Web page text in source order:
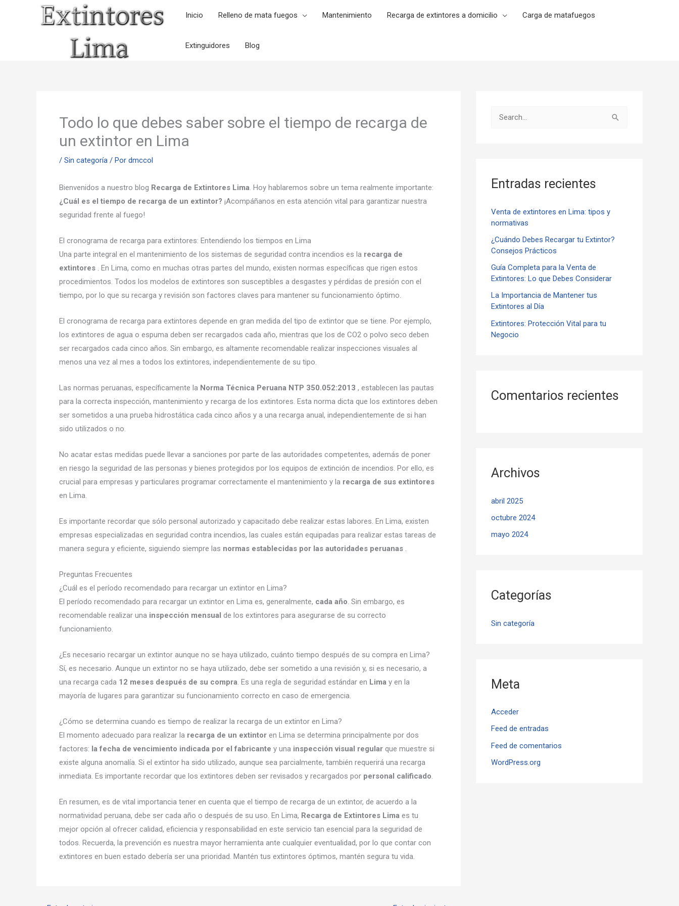
Inicio Relleno de mata fuegos Mantenimiento Recarga de extintores a domicilio Carga de matafuegos
Extinguidores Blog
Todo lo que debes saber sobre el tiempo de recarga de
un extintor en Lima
/ Sin categoría / Por dmccol
Bienvenidos a nuestro blog Recarga de Extintores Lima. Hoy hablaremos sobre un tema realmente importante:
¿Cuál es el tiempo de recarga de un extintor? ¡Acompáñanos en esta atención vital para garantizar nuestra
seguridad frente al fuego!
El cronograma de recarga para extintores: Entendiendo los tiempos en Lima
Una parte integral en el mantenimiento de los sistemas de seguridad contra incendios es la recarga de
extintores . En Lima, como en muchas otras partes del mundo, existen normas específicas que rigen estos
procedimientos. Todos los modelos de extintores son susceptibles a desgastes y pérdidas de presión con el
tiempo, por lo que su recarga y revisión son factores claves para mantener su funcionamiento óptimo.
El cronograma de recarga para extintores depende en gran medida del tipo de extintor que se tiene. Por ejemplo,
los extintores de agua o espuma deben ser recargados cada año, mientras que los de CO2 o polvo seco deben
ser recargados cada cinco años. Sin embargo, es altamente recomendable realizar inspecciones visuales al
menos una vez al mes a todos los extintores, independientemente de su tipo.
Las normas peruanas, específicamente la Norma Técnica Peruana NTP 350.052:2013 , establecen las pautas
para la correcta inspección, mantenimiento y recarga de los extintores. Esta norma dicta que los extintores deben
ser sometidos a una prueba hidrostática cada cinco años y a una recarga anual, independientemente de si han
sido utilizados o no.
No acatar estas medidas puede llevar a sanciones por parte de las autoridades competentes, además de poner
en riesgo la seguridad de las personas y bienes protegidos por los equipos de extinción de incendios. Por ello, es
crucial para empresas y particulares programar correctamente el mantenimiento y la recarga de sus extintores
en Lima.
Es importante recordar que sólo personal autorizado y capacitado debe realizar estas labores. En Lima, existen
empresas especializadas en seguridad contra incendios, las cuales están equipadas para realizar estas tareas de
manera segura y eficiente, siguiendo siempre las normas establecidas por las autoridades peruanas .
Preguntas Frecuentes
¿Cuál es el período recomendado para recargar un extintor en Lima?
El período recomendado para recargar un extintor en Lima es, generalmente, cada año. Sin embargo, es
recomendable realizar una inspección mensual de los extintores para asegurarse de su correcto
funcionamiento.
¿Es necesario recargar un extintor aunque no se haya utilizado, cuánto tiempo después de su compra en Lima?
Sí, es necesario. Aunque un extintor no se haya utilizado, debe ser sometido a una revisión y, si es necesario, a
una recarga cada 12 meses después de su compra. Es una regla de seguridad estándar en Lima y en la
mayoría de lugares para garantizar su funcionamiento correcto en caso de emergencia.
¿Cómo se determina cuando es tiempo de realizar la recarga de un extintor en Lima?
El momento adecuado para realizar la recarga de un extintor en Lima se determina principalmente por dos
factores: la fecha de vencimiento indicada por el fabricante y una inspección visual regular que muestre si
existe alguna anomalía. Si el extintor ha sido utilizado, aunque sea parcialmente, también requerirá una recarga
inmediata. Es importante recordar que los extintores deben ser revisados y recargados por personal calificado.
En resumen, es de vital importancia tener en cuenta que el tiempo de recarga de un extintor, de acuerdo a la
normatividad peruana, debe ser cada año o después de su uso. En Lima, Recarga de Extintores Lima es tu
mejor opción al ofrecer calidad, eficiencia y responsabilidad en este servicio tan esencial para la seguridad de
todos. Recuerda, la prevención es nuestra mayor herramienta ante cualquier eventualidad, por lo que contar con
extintores en buen estado debería ser una prioridad. Mantén tus extintores óptimos, mantén segura tu vida.
a
p
o
r
Entradas recientes
Venta de extintores en Lima: tipos y
normativas
¿Cuándo Debes Recargar tu Extintor?
Consejos Prácticos
Guía Completa para la Venta de
Extintores: Lo que Debes Considerar
La Importancia de Mantener tus
Extintores al Día
Extintores: Protección Vital para tu
Negocio
Comentarios recientes
Archivos
abril 2025
octubre 2024
mayo 2024
Categorías
Sin categoría
Meta
Acceder
Feed de entradas
Feed de comentarios
WordPress.org